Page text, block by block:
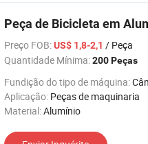
Peça de Bicicleta em
Preço FOB:US$ 1,8-2,1 / Peça
Quantidade Mínima:200 Peças
Fundição do tipo de máquina:
Aplicação: Peças de maquinaria
Material:Alumínio